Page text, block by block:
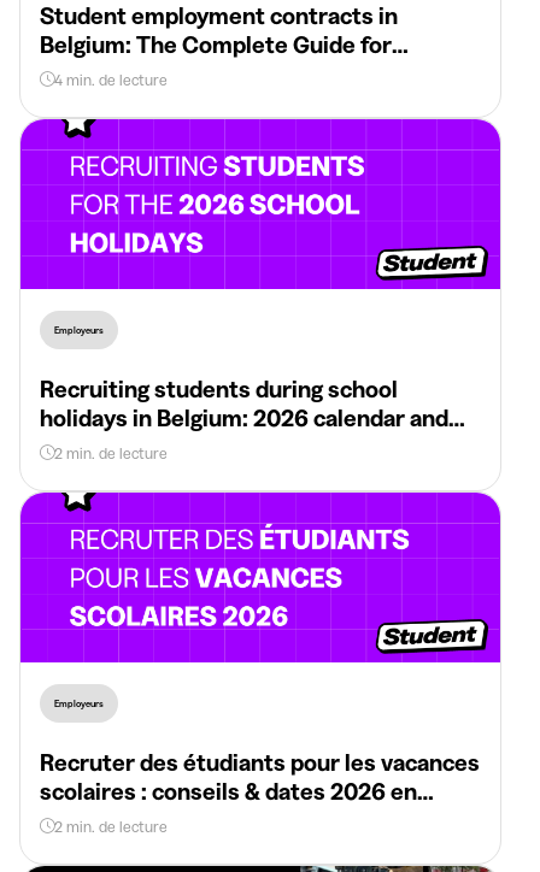
Student employment contracts in
Belgium: The Complete Guide for
Employers in 2026
4 min. de lecture
Employeurs
Recruiting students during school
holidays in Belgium: 2026 calendar and
useful tips
2 min. de lecture
Employeurs
Recruter des étudiants pour les vacances
scolaires : conseils & dates 2026 en
Belgique
2 min. de lecture